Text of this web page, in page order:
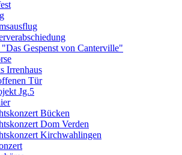
"Das Gespenst von Canterville"
Irrenhaus
Tür
Jg.5
Bücken
Dom Verden
Kirchwahlingen